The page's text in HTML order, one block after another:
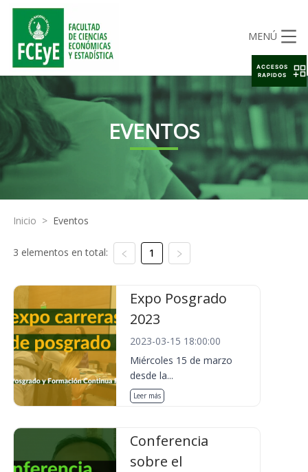
MENÚ
EVENTOS
Inicio > Eventos
3 elementos en total: 1
Expo Posgrado
2023
2023-03-15 18:00:00
Miércoles 15 de marzo
desde la...
Leer más
Conferencia
sobre el
ACCESOS
RAPIDOS